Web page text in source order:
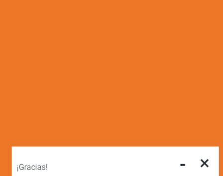
- ×
¡Gracias!